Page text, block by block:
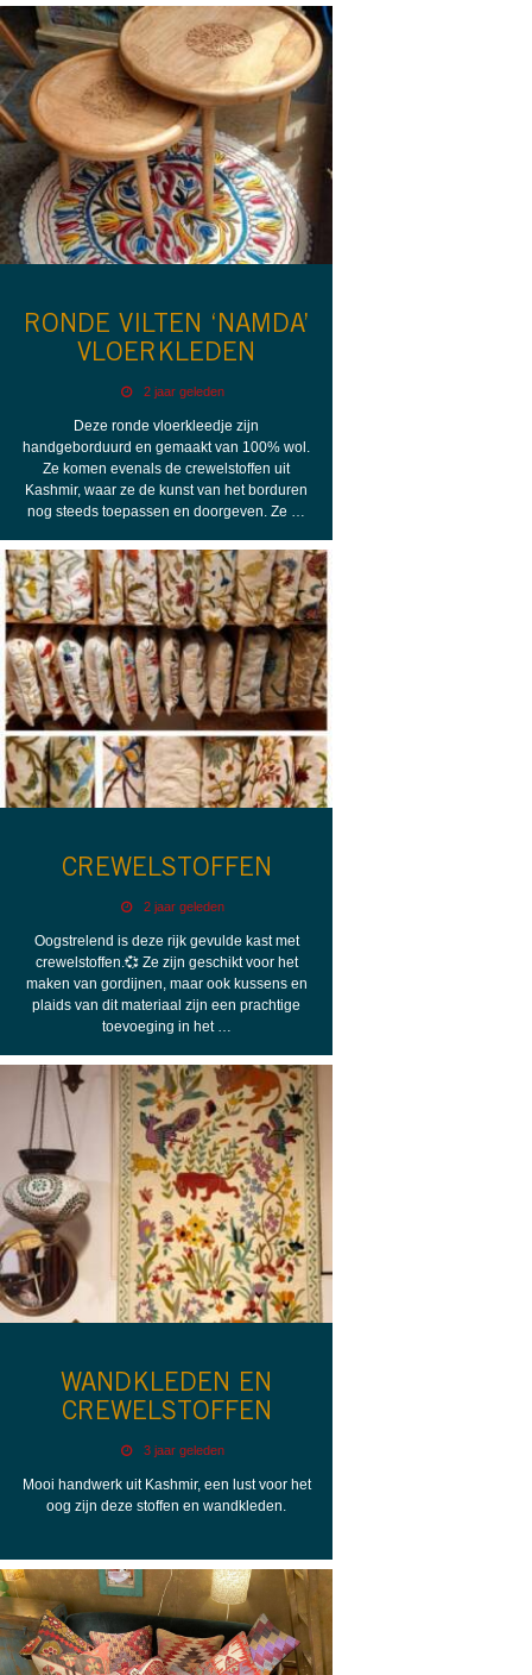
RONDE VILTEN ‘NAMDA’
VLOERKLEDEN
2 jaar geleden
Deze ronde vloerkleedje zijn
handgeborduurd en gemaakt van 100% wol.
Ze komen evenals de crewelstoffen uit
Kashmir, waar ze de kunst van het borduren
nog steeds toepassen en doorgeven. Ze …
CREWELSTOFFEN
2 jaar geleden
Oogstrelend is deze rijk gevulde kast met
crewelstoffen.💞 Ze zijn geschikt voor het
maken van gordijnen, maar ook kussens en
plaids van dit materiaal zijn een prachtige
toevoeging in het …
WANDKLEDEN EN
CREWELSTOFFEN
3 jaar geleden
Mooi handwerk uit Kashmir, een lust voor het
oog zijn deze stoffen en wandkleden.